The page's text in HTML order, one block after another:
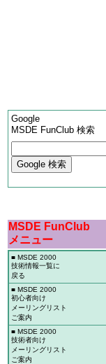
Google
MSDE FunClub 検索
MSDE FunClub
メニュー
■ MSDE 2000
技術情報一覧に
戻る
■ MSDE 2000
初心者向け
メーリングリスト
ご案内
■ MSDE 2000
技術者向け
メーリングリスト
ご案内